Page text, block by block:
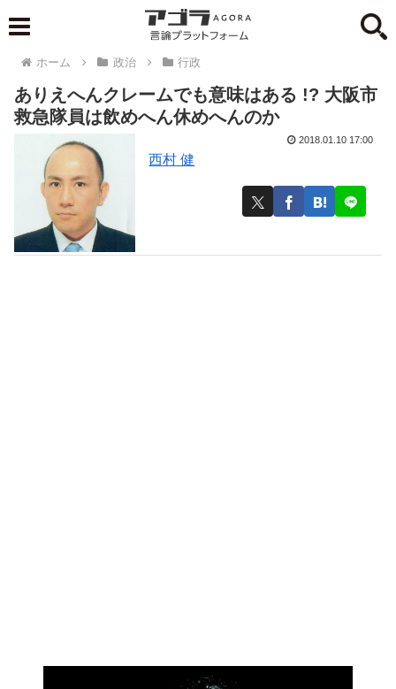
ホーム 政治 行政
ありえへんクレームでも意味はある !? 大阪市
救急隊員は飲めへん休めへんのか
西村 健
2018.01.10 17:00